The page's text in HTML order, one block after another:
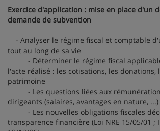
Exercice d'application : mise en place d'un
demande de subvention
- Analyser le régime fiscal et comptable
tout au long de sa vie
- Déterminer le régime fiscal
l'acte réalisé : les cotisations, les donations,
patrimoine
- Les questions liées aux
dirigeants (salaires, avantages en nature, ...)
- Les nouvelles obligations fiscales
transparence financière (Loi NRE 15/05/01 ;